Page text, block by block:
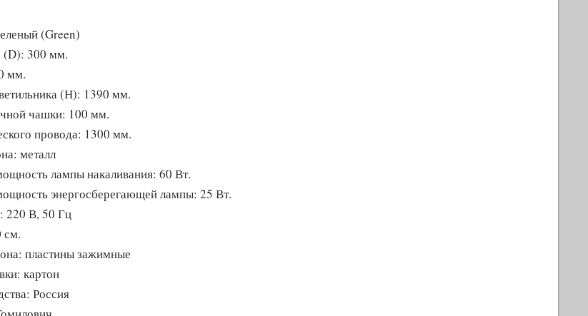
(Green)
(D): 300 мм.
мм.
(Н): 1390 мм.
чашки: 100 мм.
провода: 1300 мм.
металл
лампы накаливания: 60 Вт.
энергосберегающей лампы: 25 Вт.
220 В, 50 Гц
см.
пластины зажимные
картон
Россия